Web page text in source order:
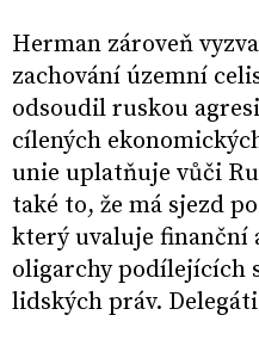
Herman zároveň
zachování územní
odsoudil ruskou
cílených
unie uplatňuje vůči
také to, že má sjezd
který uvaluje finanční
oligarchy podílejících
lidských práv.